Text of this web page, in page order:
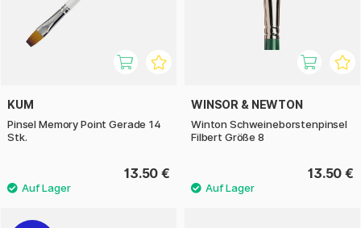
KUM
Pinsel Memory Point Gerade 14
Stk.
13.50 €
WINSOR & NEWTON
Winton Schweineborstenpinsel
Filbert Größe 8
13.50 €